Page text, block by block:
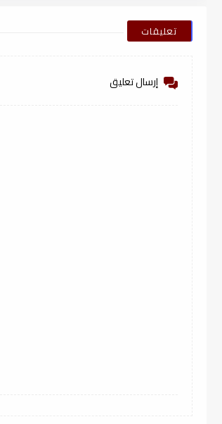
تعليقات
إرسال تعليق